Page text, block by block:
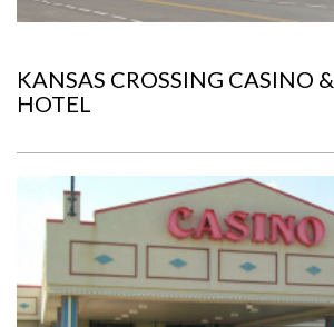
KANSAS CROSSING CASINO &
HOTEL